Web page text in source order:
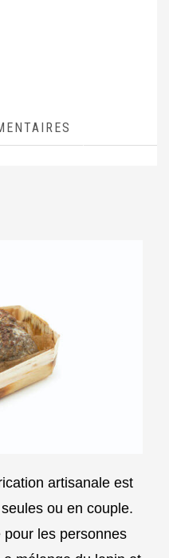
artisanale est
ou en couple.
les personnes